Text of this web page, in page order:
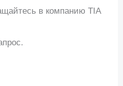
в компанию TIA